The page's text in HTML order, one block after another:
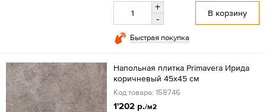
+
-
В корзину
Быстрая покупка
Напольная плитка Primavera Ирида
коричневый 45х45 см
Код товара: 158746
1'202 р./м2